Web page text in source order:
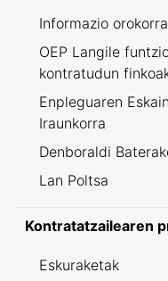
Informazio orokorra
OEP Langile
kontratudun
Enpleguaren
Iraunkorra
Denboraldi
Lan Poltsa
Kontratatzailearen
Eskuraketak